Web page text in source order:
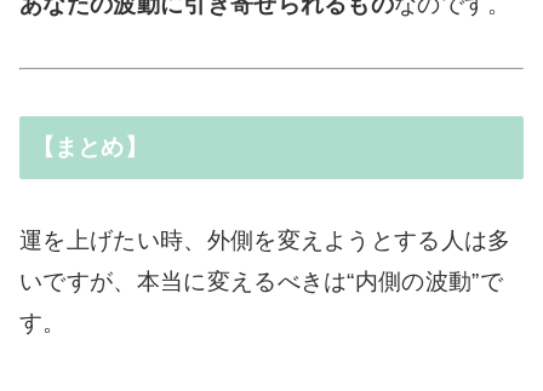
【まとめ】
運を上げたい時、外側を変えようとする人は多
いですが、本当に変えるべきは“内側の波動”で
す。